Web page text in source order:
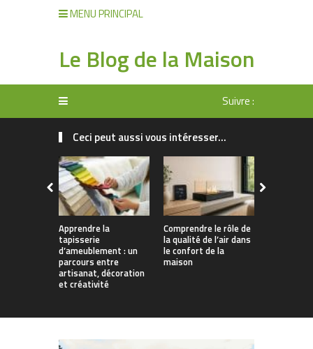
MENU PRINCIPAL
Le Blog de la Maison
Suivre :
Ceci peut aussi vous intéresser...
Apprendre la
tapisserie
d’ameublement : un
parcours entre
artisanat, décoration
et créativité
Comprendre le rôle de
la qualité de l’air dans
le confort de la
maison